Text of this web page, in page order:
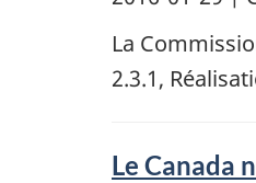
La
2.3.1,
Le Canada